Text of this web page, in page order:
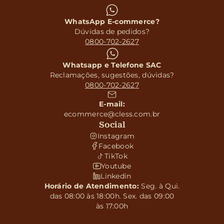
WhatsApp E-commerce?
Dúvidas de pedidos?
0800-702-2627
Whatsapp e Telefone SAC
Reclamações, sugestões, dúvidas?
0800-702-2627
E-mail:
ecommerce@cless.com.br
Social
Instagram
Facebook
TikTok
Youtube
Linkedin
Horário de Atendimento:Seg. à Qui.
das 08:00 às 18:00h. Sex. das 09:00
às 17:00h